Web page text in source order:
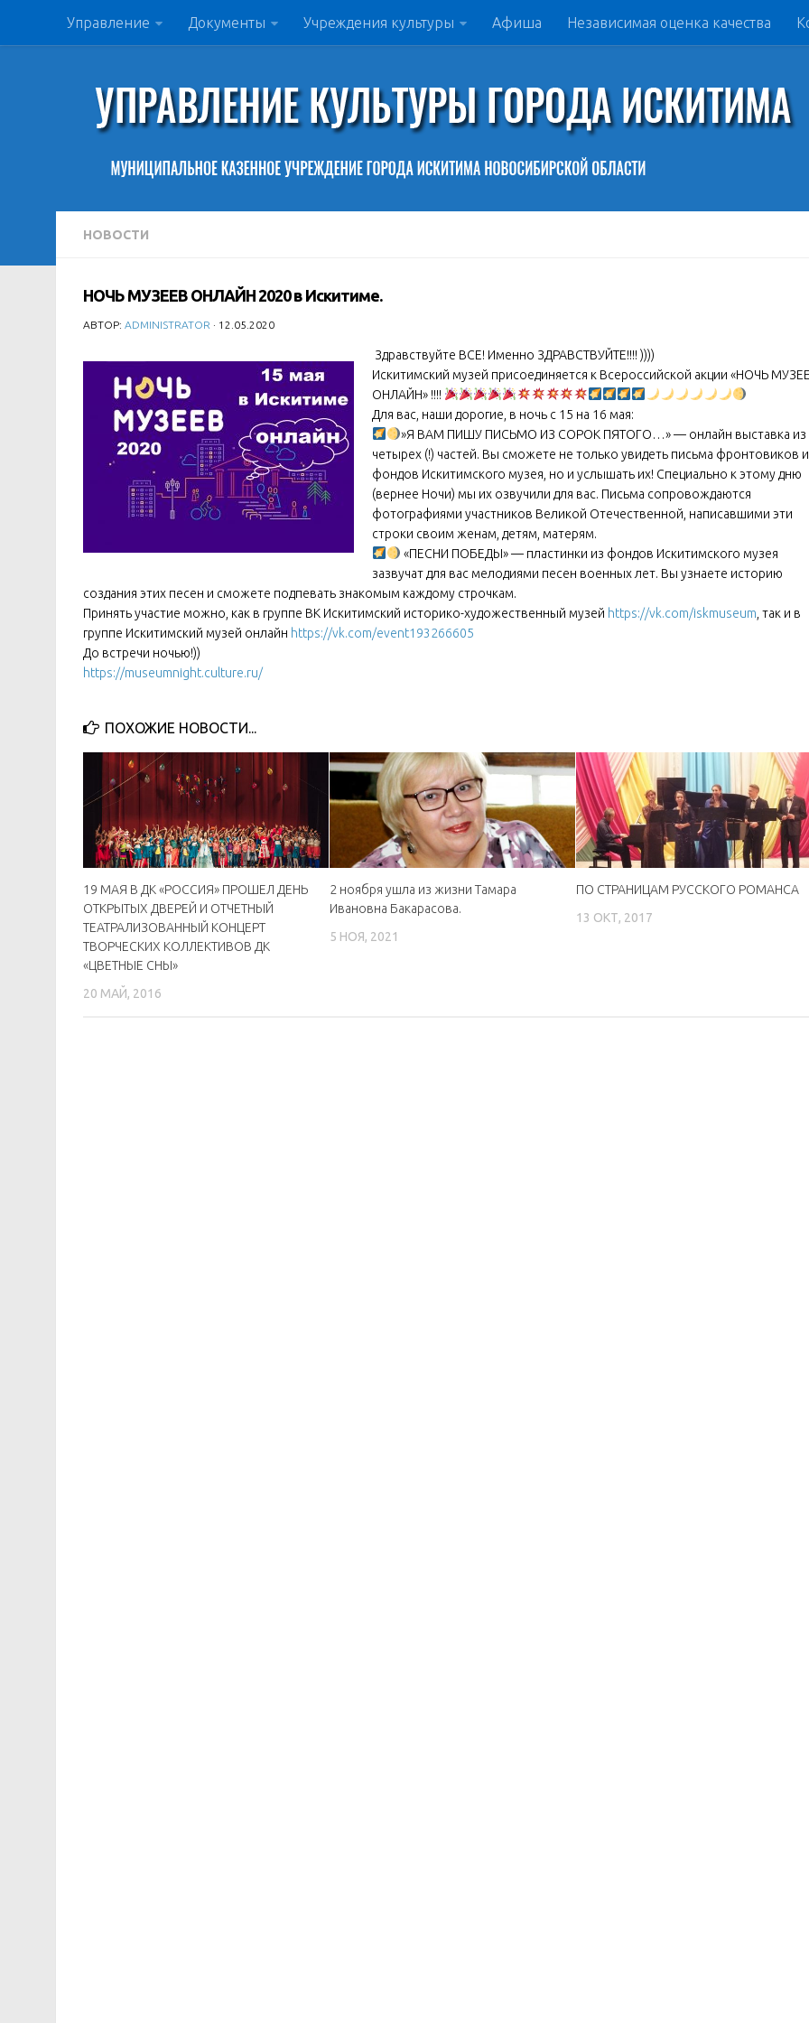
Управление Документы Учреждения культуры Афиша Независимая оценка качества
НОВОСТИ
НОЧЬ МУЗЕЕВ ОНЛАЙН 2020 в Искитиме.
АВТОР: ADMINISTRATOR · 12.05.2020
Здравствуйте ВСЕ! Именно ЗДРАВСТВУЙТЕ!!!! ))))
Искитимский музей присоединяется к Всероссийской акции «НОЧЬ
ОНЛАЙН» !!!!
Для вас, наши дорогие, в ночь с 15 на 16 мая:
»Я ВАМ ПИШУ ПИСЬМО ИЗ СОРОК ПЯТОГО…» — онлайн выставка из
четырех (!) частей. Вы сможете не только увидеть письма фронтовиков
фондов Искитимского музея, но и услышать их! Специально к этому дню
(вернее Ночи) мы их озвучили для вас. Письма сопровождаются
фотографиями участников Великой Отечественной, написавшими эти
строки своим женам, детям, матерям.
«ПЕСНИ ПОБЕДЫ» — пластинки из фондов Искитимского музея
зазвучат для вас мелодиями песен военных лет. Вы узнаете историю
создания этих песен и сможете подпевать знакомым каждому строчкам.
Принять участие можно, как в группе ВК Искитимский историко-художественный музей https://vk.com/iskmuseum , так и в
группе Искитимский музей онлайн https://vk.com/event193266605
До встречи ночью!))
https://museumnight.culture.ru/
ПОХОЖИЕ НОВОСТИ...
19 МАЯ В ДК «РОССИЯ» ПРОШЕЛ ДЕНЬ
ОТКРЫТЫХ ДВЕРЕЙ И ОТЧЕТНЫЙ
ТЕАТРАЛИЗОВАННЫЙ КОНЦЕРТ
ТВОРЧЕСКИХ КОЛЛЕКТИВОВ ДК
«ЦВЕТНЫЕ СНЫ»
20 МАЙ, 2016
2 ноября ушла из жизни Тамара
Ивановна Бакарасова.
5 НОЯ, 2021
ПО СТРАНИЦАМ РУССКОГО РОМАНСА
13 ОКТ, 2017